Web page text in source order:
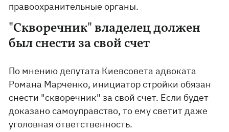
правоохранительные органы.
"Скворечник" владелец должен
был снести за свой счет
По мнению депутата Киевсовета адвоката
Романа Марченко, инициатор стройки обязан
снести "скворечник" за свой счет. Если будет
доказано самоуправство, то ему светит даже
уголовная ответственность.